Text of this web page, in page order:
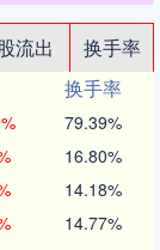
流出
换手率
换手率
79.39%
16.80%
14.18%
14.77%